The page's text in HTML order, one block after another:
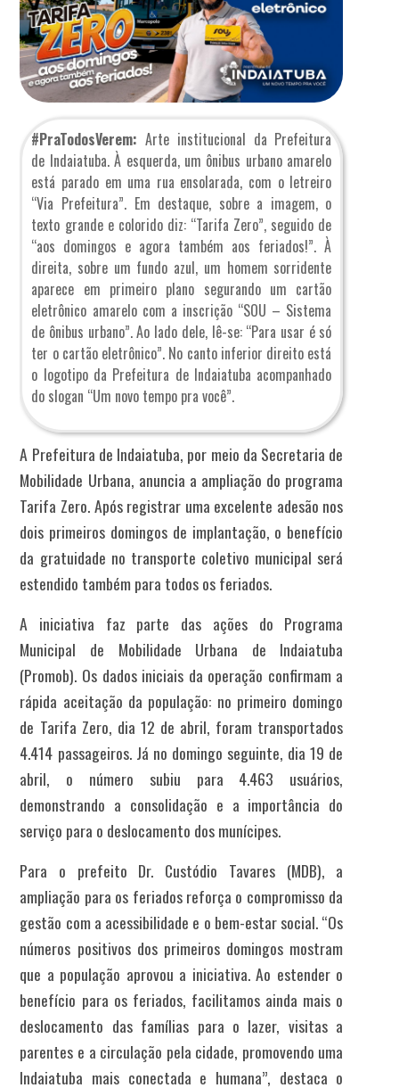
#PraTodosVerem:Arte institucional da Prefeitura
de Indaiatuba. À esquerda, um ônibus urbano amarelo
está parado em uma rua ensolarada, com o letreiro
“Via Prefeitura”. Em destaque, sobre a imagem, o
texto grande e colorido diz: “Tarifa Zero”, seguido de
“aos domingos e agora também aos feriados!”. À
direita, sobre um fundo azul, um homem sorridente
aparece em primeiro plano segurando um cartão
eletrônico amarelo com a inscrição “SOU – Sistema
de ônibus urbano”. Ao lado dele, lê-se: “Para usar é só
ter o cartão eletrônico”. No canto inferior direito está
o logotipo da Prefeitura de Indaiatuba acompanhado
do slogan “Um novo tempo pra você”.
A Prefeitura de Indaiatuba, por meio da Secretaria de
Mobilidade Urbana, anuncia a ampliação do programa
Tarifa Zero. Após registrar uma excelente adesão nos
dois primeiros domingos de implantação, o benefício
da gratuidade no transporte coletivo municipal será
estendido também para todos os feriados.
A iniciativa faz parte das ações do Programa
Municipal de Mobilidade Urbana de Indaiatuba
(Promob). Os dados iniciais da operação confirmam a
rápida aceitação da população: no primeiro domingo
de Tarifa Zero, dia 12 de abril, foram transportados
4.414 passageiros. Já no domingo seguinte, dia 19 de
abril, o número subiu para 4.463 usuários,
demonstrando a consolidação e a importância do
serviço para o deslocamento dos munícipes.
Para o prefeito Dr. Custódio Tavares (MDB), a
ampliação para os feriados reforça o compromisso da
gestão com a acessibilidade e o bem-estar social. “Os
números positivos dos primeiros domingos mostram
que a população aprovou a iniciativa. Ao estender o
benefício para os feriados, facilitamos ainda mais o
deslocamento das famílias para o lazer, visitas a
parentes e a circulação pela cidade, promovendo uma
Indaiatuba mais conectada e humana”, destaca o